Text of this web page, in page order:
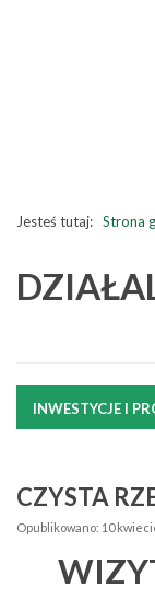
Jesteś tutaj: Strona
INWESTYCJE I
Opublikowano: 10